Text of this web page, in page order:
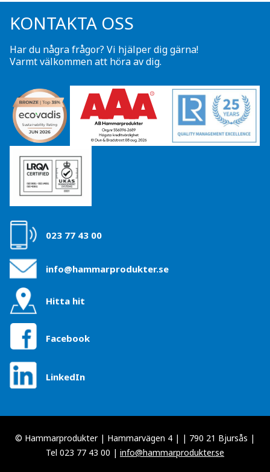
KONTAKTA OSS
Har du några frågor? Vi hjälper dig gärna!
Varmt välkommen att höra av dig.
023 77 43 00
info@hammarprodukter.se
Hitta hit
Facebook
LinkedIn
© Hammarprodukter | Hammarvägen 4 | | 790 21 Bjursås |
Tel 023 77 43 00 | info@hammarprodukter.se